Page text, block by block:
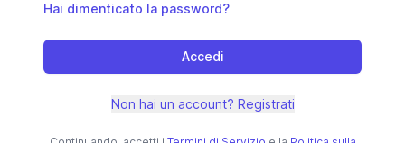
Hai dimenticato la password?
Accedi
Non hai un account? Registrati